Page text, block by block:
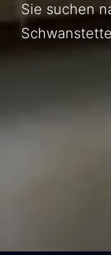
Sie suchen